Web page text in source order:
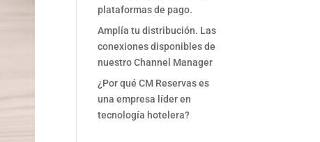
plataformas de pago.
Amplía tu distribución. Las
conexiones disponibles de
nuestro Channel Manager
¿Por qué CM Reservas es
una empresa líder en
tecnología hotelera?